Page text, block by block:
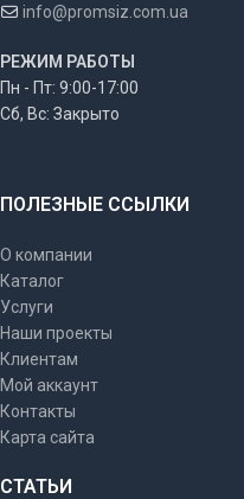
info@promsiz.com.ua
РЕЖИМ РАБОТЫ
Пн - Пт: 9:00-17:00
Сб, Вс: Закрыто
ПОЛЕЗНЫЕ ССЫЛКИ
О компании
Каталог
Услуги
Наши проекты
Клиентам
Мой аккаунт
Контакты
Карта сайта
СТАТЬИ